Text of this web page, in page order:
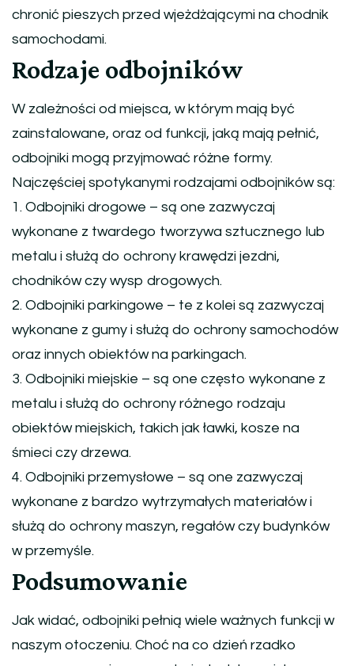
chronić pieszych przed wjeżdżającymi na chodnik
samochodami.
Rodzaje odbojników
W zależności od miejsca, w którym mają być
zainstalowane, oraz od funkcji, jaką mają pełnić,
odbojniki mogą przyjmować różne formy.
Najczęściej spotykanymi rodzajami odbojników są:
1. Odbojniki drogowe – są one zazwyczaj
wykonane z twardego tworzywa sztucznego lub
metalu i służą do ochrony krawędzi jezdni,
chodników czy wysp drogowych.
2. Odbojniki parkingowe – te z kolei są zazwyczaj
wykonane z gumy i służą do ochrony samochodów
oraz innych obiektów na parkingach.
3. Odbojniki miejskie – są one często wykonane z
metalu i służą do ochrony różnego rodzaju
obiektów miejskich, takich jak ławki, kosze na
śmieci czy drzewa.
4. Odbojniki przemysłowe – są one zazwyczaj
wykonane z bardzo wytrzymałych materiałów i
służą do ochrony maszyn, regałów czy budynków
w przemyśle.
Podsumowanie
Jak widać, odbojniki pełnią wiele ważnych funkcji w
naszym otoczeniu. Choć na co dzień rzadko